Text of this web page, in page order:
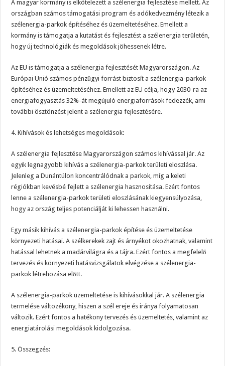
A magyar kormány is elkötelezett a szélenergia fejlesztése mellett. Az
országban számos támogatási program és adókedvezmény létezik a
szélenergia-parkok építéséhez és üzemeltetéséhez. Emellett a
kormány is támogatja a kutatást és fejlesztést a szélenergia területén,
hogy új technológiák és megoldások jöhessenek létre.
Az EU is támogatja a szélenergia fejlesztését Magyarországon. Az
Európai Unió számos pénzügyi forrást biztosít a szélenergia-parkok
építéséhez és üzemeltetéséhez. Emellett az EU célja, hogy 2030-ra az
energiafogyasztás 32%-át megújuló energiaforrások fedezzék, ami
további ösztönzést jelent a szélenergia fejlesztésére.
4. Kihívások és lehetséges megoldások:
A szélenergia fejlesztése Magyarországon számos kihívással jár. Az
egyik legnagyobb kihívás a szélenergia-parkok területi eloszlása.
Jelenleg a Dunántúlon koncentrálódnak a parkok, míg a keleti
régiókban kevésbé fejlett a szélenergia hasznosítása. Ezért fontos
lenne a szélenergia-parkok területi eloszlásának kiegyensúlyozása,
hogy az ország teljes potenciálját ki lehessen használni.
Egy másik kihívás a szélenergia-parkok építése és üzemeltetése
környezeti hatásai. A szélkerekek zajt és árnyékot okozhatnak, valamint
hatással lehetnek a madárvilágra és a tájra. Ezért fontos a megfelelő
tervezés és környezeti hatásvizsgálatok elvégzése a szélenergia-
parkok létrehozása előtt.
A szélenergia-parkok üzemeltetése is kihívásokkal jár. A szélenergia
termelése változékony, hiszen a szél ereje és iránya folyamatosan
változik. Ezért fontos a hatékony tervezés és üzemeltetés, valamint az
energiatárolási megoldások kidolgozása.
5. Összegzés: